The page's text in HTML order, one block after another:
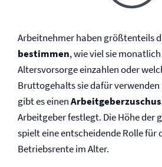
Arbeitnehmer haben größtenteils
bestimmen, wie viel sie
Altersvorsorge einzahlen oder
Bruttogehalts sie dafür
gibt es einen
Arbeitgeber festlegt. Die Höhe der
spielt eine entscheidende Rolle für
Betriebsrente im Alter.